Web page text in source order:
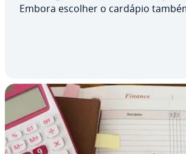
Embora escolher o cardápio